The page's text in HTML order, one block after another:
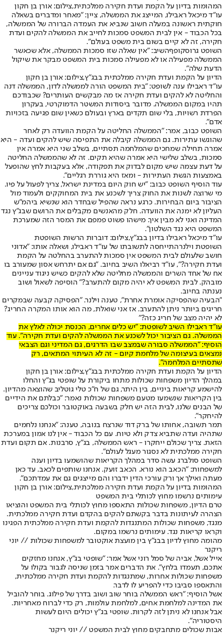
המהומות בדיון על הקמת ועדת חקירה ממלכתית,צילום: אורן בן חקון
עו"ד מיכאל ראבילו, המייצג את הממשלה, ציין: "מאחר ומדברים בשאלה
חוקתית ראשונה במעלה חשוב שנביא את העמדה הברורה של הממשלה,
בכל הכבוד - אין לבית המשפט סמכות לחייב את הממשלה להקים ועדת
חקירה, זה לא קיים בשום בית משפט בעולם".
השופט גרוסקופףהשיב: "אין שאלה שזו סמכות הממשלה, אלא שכאשר
הממשלה מפעילה או לא מפעילה סמכות בית המשפט מבקר את שיקול
הדעת שלה".
הדיון על הקמת ועדת חקירה ממלכתית בבג"ץ,צילום: אורן בן חקון
עו"ד ראבילו ענה לשופט: "בית המשפט הורה לממשלה לדון, הממשלה דנה
והחליטה לא להקים ועדת חקירה אז מה מבקשים העותרים? שכבודכם
תהיו במקום הממשלה. מדובר ביסודות המשטר הדמוקרטי, בעקרון
הפרדת רשויות, בלי שום תקדים בארץ ובעולם כשאין שום פגיעה בזכויות
אדם".
השופט כבוב, אמר: "הממשלה החליטה על הקמת הוועדה רק לאחר
שהוגשו עתירות. גם הממשלה קיבלה את התפיסה שיש להקים ועדה - היא
אמרה תחילה שמחכים שהמלחמה תסתיים, בשלב שני היא אמרה אין
סמכות, בשלב שלישי היא אמרה שהיא תקים. זה לא שהממשלה החליטה
על דעת עצמה שיש מקום לבדוק את תפקודה, אלא בעקבות לחץ שהופעל
באמצעות הגשת העתירות - ומאז היא גוררת רגליים".
עוד הוסיף השופט כבוב: "יש חוק היום במדינת ישראל, צריך לפעול על פיו.
מי שרוצה לשנות את החוק צריך לשכנע את בית המחוקקים ולעמוד מול
הציבור ביום הבחירות. כרגע נראה שהפיל שבחדר הוא שנשיא ביהמ"ש
העליון לא ימנה את הוועדה. חלק מהאנשים מקבלים את הרושם שבג"ץ נגד
המדינה ואני לא מבין איך. מישהו פשוט פמפם את המסר הזה שמערכת
המשפט היא נגד השלטון".
עו"ד מיכאל ראבילו בדיון בבג"ץ,צילום: דוברות הרשות השופטת
השופטת וילנרהתייחסה לתשובתו של עו"ד ראבילו, ושאלה אותו: "אדוני
חושב שלעולם לבית המשפט אין סמכות להתערב בהחלטה על הקמת
ועדת חקירה?", עו"ד רביאלו השיב בחיוב. "גם אם יתרחש אסון שמעורב בו
אח של אחד השרים והממשלה מחליטה שלא להקים כשיש ניגוד עניינים
מובהק. לבית המשפט לא יהיה מקום להתערב?" הוסיפה לשאול ושוב
נענתה בחיוב.
"הבעיה שהפסיקה אומרת אחרת", טענה וילנר. "הפסיקה קבעה שבמקרים
חריגים ביותר ניתן להתערב. אז אני שואלת, מה הוא אותו המקרה החריג?
לא יהיה מצב של חריג כזה?"
עו"ד ראבילו השיב לשופטת: "יש כלים אחרים, הכנסת יכולה לאלץ את
הממשלה. גם הציבור יכול לשכנע את הממשלה להקים ועדת חקירה". עוד
הוסיף: "הממשלה סבורה שבמצב שבו הדרגים, גם המדיני וגם הצבאי
נמצאים בעיצומה של מלחמת קיום - זה לא העיתוי המתאים, רק
שתסתיים המלחמה".
הדיון על הקמת ועדת חקירה ממלכתית בבג"ץ,צילום: אורן בן חקון
במהלך הדיון משפחות שכולות מתחו ביקורת על שופטי בג"ץ והחלו
להישמע קריאות ביניים, בין היתר, גם של ח"כ טלי גוטליב שהוצאה מהדיון.
בין הקריאות שנשמעו מטעם משפחות שכולות נאמר: "כבלתם את הידיים
של הבנים שלנו, לבית הזה יש חלק בשבעה באוקטובר וכולכם צריכים
להיחקר".
תמר תשובה, אחותו של ברק דוד שנרצח בנובה, טענה: "אנחנו נלחמים
שתהיה ועדה שתביא צדק ולא טיוח. עם כל הכבוד - אין לנו אמון במערכת
הזאת. צריך שכולם ייחקרו - ראש הממשלה, בג"ץ, סרבנות. אם תקום ועדת
חקירה ממלכתית לא נסגור מעגל לעולם".
השופט סולברג עשה סדר במהלך הקריאות שהושמעו בדיון וענה
למשפחות: "הכאב הוא נורא. הכאב זועק. אנחנו שותפים לכאב. עד כאן
מעתה ואילך אך ורק עורכי הדין ידברו והם מייצגים גם את עמדתכם".
המהומות בדיון על הקמת ועדת חקירה ממלכתית,צילום: אורן בן חקון
עימותים נרשמו מחוץ לכותלי בית המשפט
טרם הדיון, משפחות שכולות התאספו מחוץ לכותלי בית המשפט והוציאו
הצהרה לעיתונות בדבר בקשתם להקים בהקדם ועדת חקירה ממלכתית.
מנגד, משפחות שכולות המתנגדות להקמת ועדת חקירה ממלכתית הפגינו
וקראו קריאות נגד. עימותים נרשמו במקום.
מהומה מחוץ לדיון בבג"ץ בין מועצת אוקטובר למשפחות שכולות // יוני
ריקנר
אייל אשל, אביה של סמל רוני אשל אמר: "שופטי בג"ץ, אנחנו מחזקים
אתכם, תעמדו בלחץ". את הדברים אמר בזמן שניסה לגבור בקולו על
משפחות שכולות אחרות, שמתנגדות להקמת ועדת חקירה ממלכתית,
והתאספו סביבו כדי להפריע לו לדבר.
אשל הוסיף: "ראש הממשלה בוחר שוב ושוב בדרך של פילוג. בוחר להוביל
את המדינה למלחמת אחים, למלחמת עולמות, רק כדי לברוח מאחריות.
אבל אנחנו לא ניתן לזה לקרות. שופטי בג"ץ יכולים היום לעשות
היסטוריה".
אבות שכולים מתחבקים מחוץ לבית המשפט // יוני ריקנר